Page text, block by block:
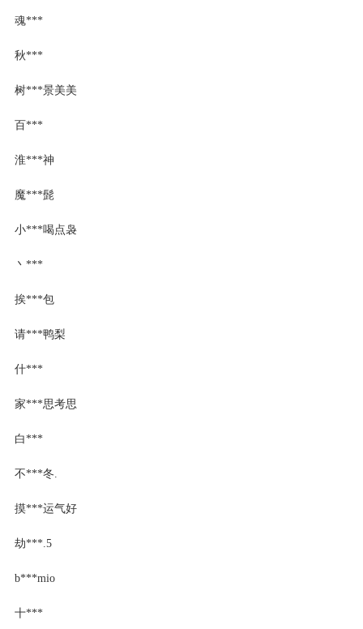
魂***
秋***
树***景美美
百***
淮***神
魔***髭
小***喝点袅
丶***
挨***包
请***鸭梨
什***
家***思考思
白***
不***冬.
摸***运气好
劫***.5
b***mio
十***